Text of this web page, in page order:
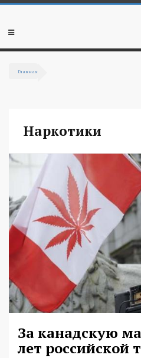
Перейти к основному содержанию
Мобильное
Главная
Наркотики
За канадскую
лет российской